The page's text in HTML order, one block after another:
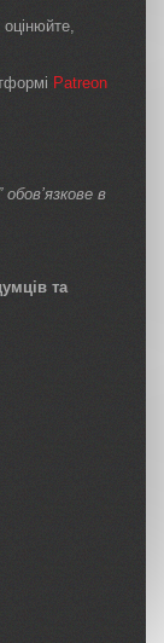
Patreon
” обов’язкове в
та